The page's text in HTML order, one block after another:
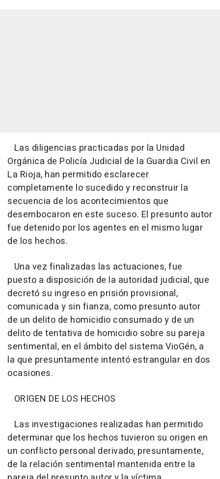
Las diligencias practicadas por la Unidad
Orgánica de Policía Judicial de la Guardia Civil en
La Rioja, han permitido esclarecer
completamente lo sucedido y reconstruir la
secuencia de los acontecimientos que
desembocaron en este suceso. El presunto autor
fue detenido por los agentes en el mismo lugar
de los hechos.
Una vez finalizadas las actuaciones, fue
puesto a disposición de la autoridad judicial, que
decretó su ingreso en prisión provisional,
comunicada y sin fianza, como presunto autor
de un delito de homicidio consumado y de un
delito de tentativa de homicidio sobre su pareja
sentimental, en el ámbito del sistema VioGén, a
la que presuntamente intentó estrangular en dos
ocasiones.
ORIGEN DE LOS HECHOS
Las investigaciones realizadas han permitido
determinar que los hechos tuvieron su origen en
un conflicto personal derivado, presuntamente,
de la relación sentimental mantenida entre la